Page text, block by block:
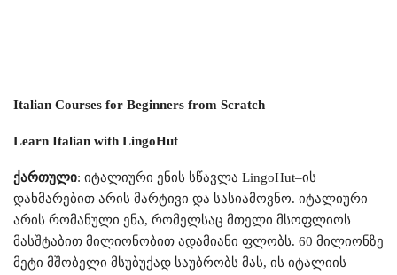
Italian Courses for Beginners from Scratch
Learn Italian with LingoHut
ქართული: იტალიური ენის სწავლა LingoHut–ის
დახმარებით არის მარტივი და სასიამოვნო. იტალიური
არის რომანული ენა, რომელსაც მთელი მსოფლიოს
მასშტაბით მილიონობით ადამიანი ფლობს. 60 მილიონზე
მეტი მშობელი მსუბუქად საუბრობს მას, ის იტალიის